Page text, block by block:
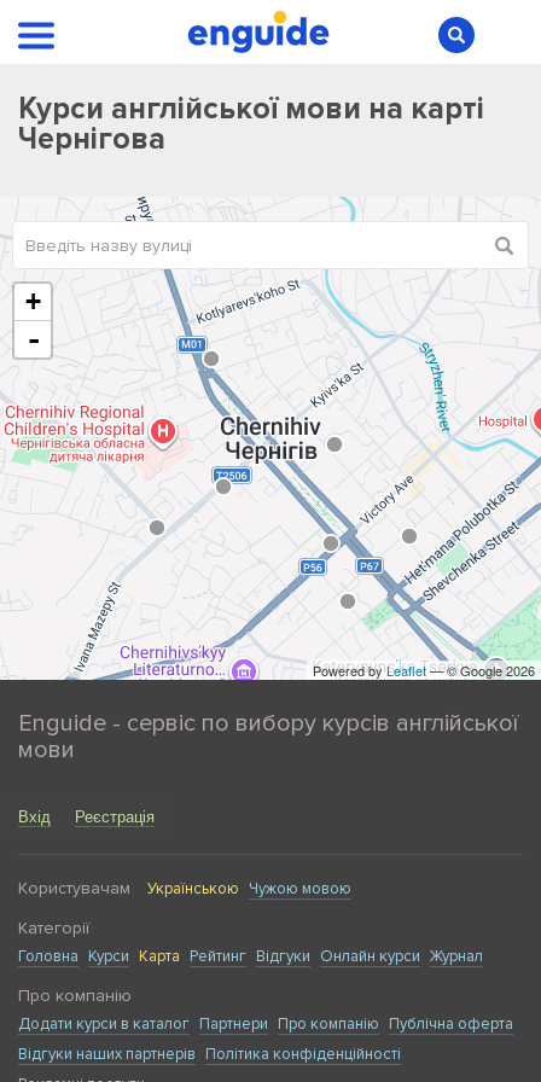
Курси англійської мови на карті
Чернігова
+
-
Powered byLeaflet— © Google 2026
Enguide - сервіс по вибору курсів англійської
мови
Вхід Реєстрація
Користувачам Українською Чужою мовою
Категорії
Головна Курси Карта Рейтинг Відгуки Онлайн курси Журнал
Про компанію
Додати курси в каталог Партнери Про компанію
Публічна оферта
Відгуки наших партнерів
Політика конфіденційності